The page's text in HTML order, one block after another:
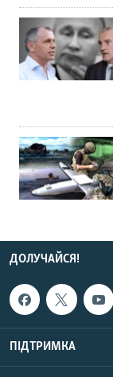
ДОЛУЧАЙСЯ!
ПІДТРИМКА